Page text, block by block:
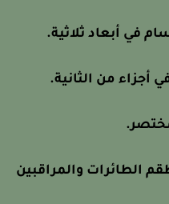
في أبعاد ثلاثية.
من الثانية.
والمراقبين